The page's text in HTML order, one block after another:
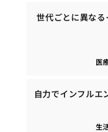
世代ごとに異な
医
自力でインフルエ
生